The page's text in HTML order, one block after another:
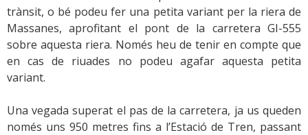
trànsit, o bé podeu fer una petita variant per la riera de
Massanes, aprofitant el pont de la carretera GI-555
sobre aquesta riera. Només heu de tenir en compte que
en cas de riuades no podeu agafar aquesta petita
variant.
Una vegada superat el pas de la carretera, ja us queden
només uns 950 metres fins a l’Estació de Tren, passant